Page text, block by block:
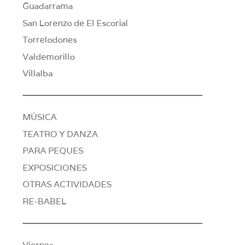
Guadarrama
San Lorenzo de El Escorial
Torrelodones
Valdemorillo
Villalba
MÚSICA
TEATRO Y DANZA
PARA PEQUES
EXPOSICIONES
OTRAS ACTIVIDADES
RE-BABEL